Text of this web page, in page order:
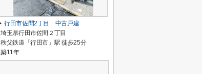
行田市佐間2丁目 中古戸建
埼玉県行田市佐間２丁目
秩父鉄道「行田市」駅 徒歩25分
築11年